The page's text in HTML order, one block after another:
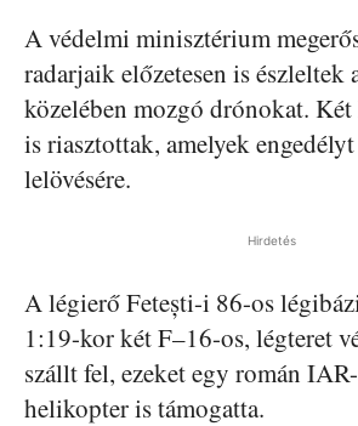
A védelmi minisztérium
radarjaik előzetesen is észleltek
közelében mozgó drónokat.
is riasztottak, amelyek
lelövésére.
Hirdetés
A légierő Fetești-i 86-os
1:19-kor két F–16-os, légteret
szállt fel, ezeket egy román
helikopter is támogatta.